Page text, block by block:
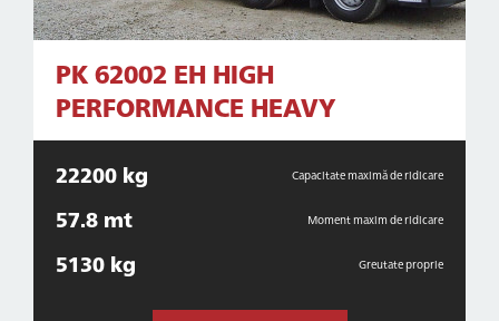
PK 62002 EH HIGH
PERFORMANCE HEAVY
22200 kg Capacitate maximă de ridicare
57.8 mt Moment maxim de ridicare
5130 kg Greutate proprie